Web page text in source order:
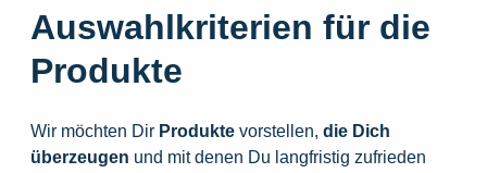
Auswahlkriterien für die
Produkte
Wir möchten Dir Produkte vorstellen, die Dich
überzeugen und mit denen Du langfristig zufrieden